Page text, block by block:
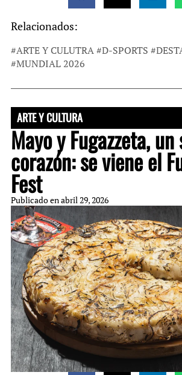
Relacionados:
#ARTE Y CULUTRA#D-SPORTS #
#MUNDIAL 2026
ARTE Y CULTURA
Mayo y Fugazzeta, un
corazón: se viene el
Fest
Publicado enabril 29, 2026